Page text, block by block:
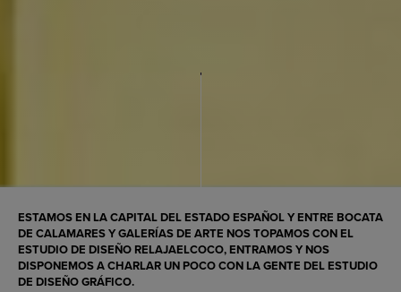
ESTAMOS EN LA CAPITAL DEL ESTADO ESPAÑOL Y ENTRE BOCATA
DE CALAMARES Y GALERÍAS DE ARTE NOS TOPAMOS CON EL
ESTUDIO DE DISEÑO RELAJAELCOCO, ENTRAMOS Y NOS
DISPONEMOS A CHARLAR UN POCO CON LA GENTE DEL ESTUDIO
DE DISEÑO GRÁFICO.